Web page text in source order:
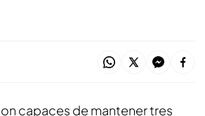
capaces de mantener tres